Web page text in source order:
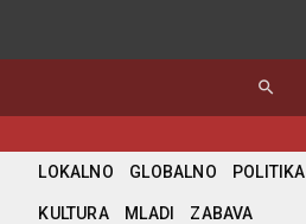
search
LOKALNO GLOBALNO POLITIKA
KULTURA MLADI ZABAVA